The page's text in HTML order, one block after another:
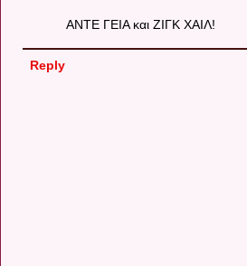
ΑΝΤΕ ΓΕΙΑ και ΖΙΓΚ ΧΑΙΛ!
Reply